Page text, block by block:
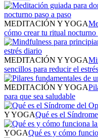
MEDITACIÓN Y YOGA
cómo crear tu ritual nocturno
MEDITACIÓN Y YOGA
sencillos para reducir el
MEDITACIÓN Y YOGA
para que sea saludable
Y YOGAQué es el
YOGAQué es y cómo